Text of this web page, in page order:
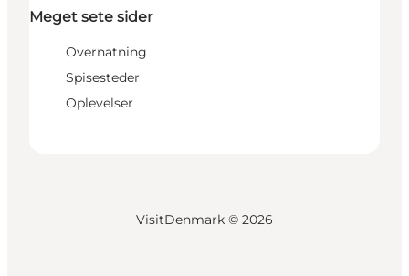
Meget sete sider
Overnatning
Spisesteder
Oplevelser
VisitDenmark © 2026